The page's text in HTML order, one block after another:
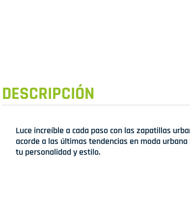
DESCRIPCIÓN
Luce increíble a cada paso con las zapatillas
acorde a las últimas tendencias en moda
tu personalidad y estilo.